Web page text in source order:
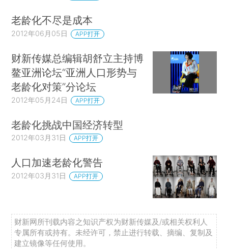
老龄化不尽是成本
2012年06月05日 APP打开
财新传媒总编辑胡舒立主持博
鳌亚洲论坛“亚洲人口形势与
老龄化对策”分论坛
2012年05月24日 APP打开
老龄化挑战中国经济转型
2012年03月31日 APP打开
人口加速老龄化警告
2012年03月31日 APP打开
财新网所刊载内容之知识产权为财新传媒及/或相关权利人
专属所有或持有。未经许可，禁止进行转载、摘编、复制及
建立镜像等任何使用。